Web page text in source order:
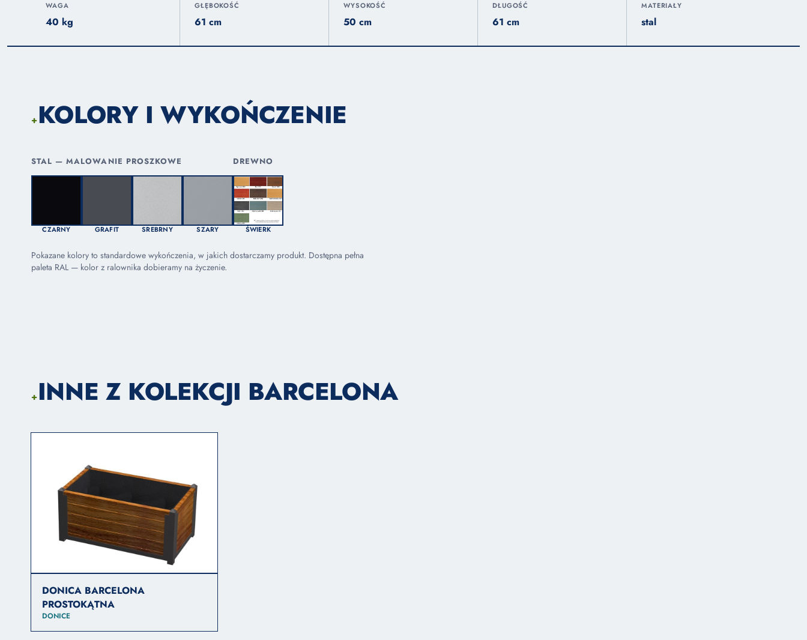
WAGA
40 kg
GŁĘBOKOŚĆ
61 cm
WYSOKOŚĆ
50 cm
DŁUGOŚĆ
61 cm
MATERIAŁY
stal
+KOLORY I WYKOŃCZENIE
STAL — MALOWANIE PROSZKOWE
CZARNY GRAFIT SREBRNY SZARY
DREWNO
ŚWIERK
Pokazane kolory to standardowe wykończenia, w jakich dostarczamy produkt. Dostępna pełna
paleta RAL — kolor z ralownika dobieramy na życzenie.
+INNE Z KOLEKCJI BARCELONA
DONICA BARCELONA
PROSTOKĄTNA
DONICE